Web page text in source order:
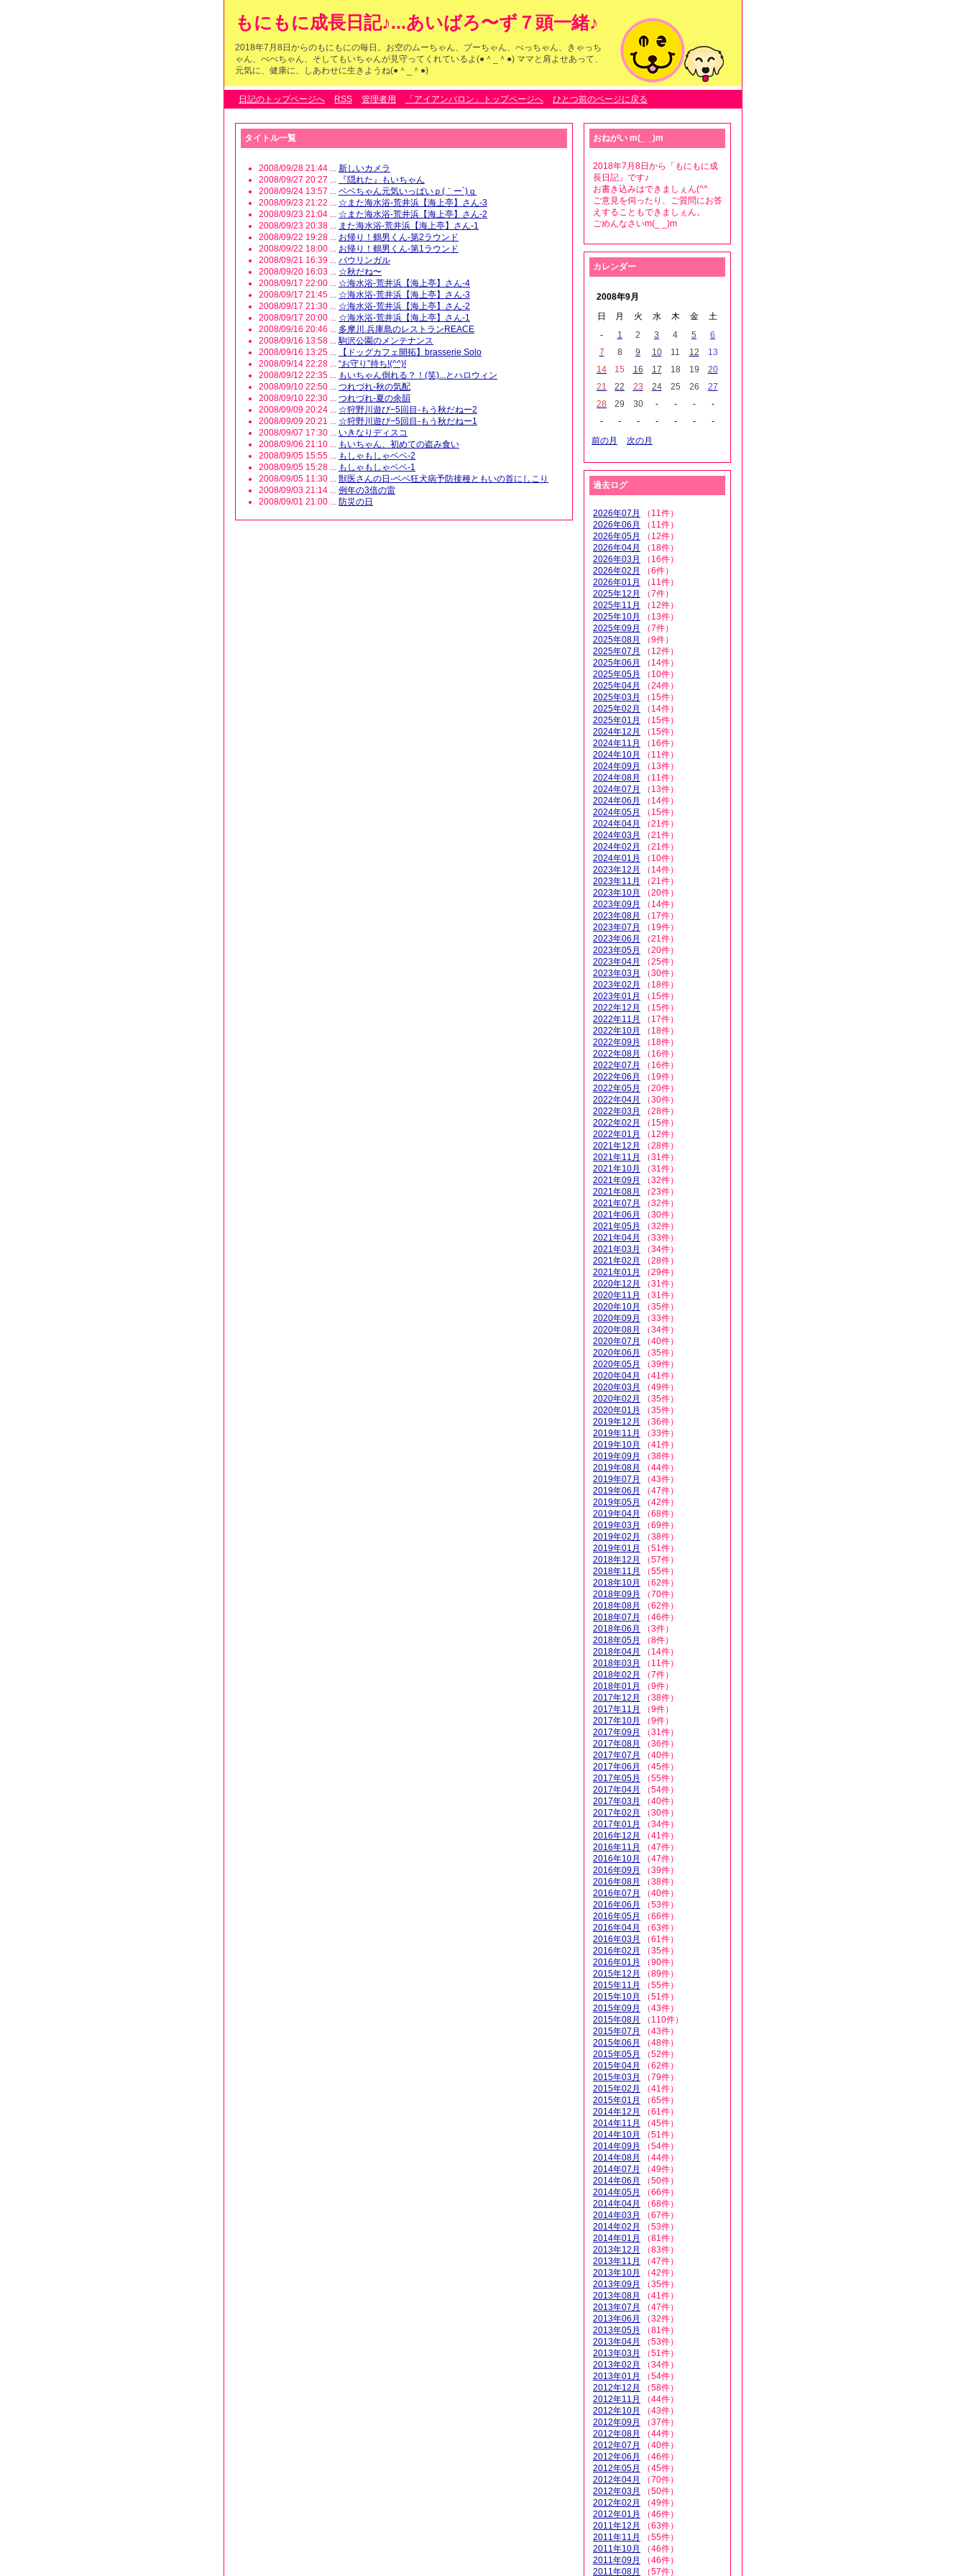
もにもに成長日記♪...あいばろ〜ず７頭一緒♪
2018年7月8日からのもにもにの毎日。お空のムーちゃん、ブーちゃん、べっちゃん、きゃっち
ゃん、べべちゃん、そしてもいちゃんが見守ってくれているよ(●＾_＾●) ママと肩よせあって、
元気に、健康に、しあわせに生きようね(●＾_＾●)
日記のトップページへ RSS 管理者用 「アイアンバロン」トップページへ ひとつ前のページに戻る
タイトル一覧
2008/09/28 21:44 ... 新しいカメラ
2008/09/27 20:27 ...
『隠れた』もいちゃん
2008/09/24 13:57 ... ベベちゃん元気いっぱいｐ(｀ー´)ｑ
2008/09/23 21:22 ... ☆また海水浴-荒井浜【海上亭】さん-3
2008/09/23 21:04 ... ☆また海水浴-荒井浜【海上亭】さん-2
2008/09/23 20:38 ... また海水浴-荒井浜【海上亭】さん-1
2008/09/22 19:28 ... お帰り！鶴男くん-第2ラウンド
2008/09/22 18:00 ... お帰り！鶴男くん-第1ラウンド
2008/09/21 16:39 ... バウリンガル
2008/09/20 16:03 ... ☆秋だね〜
2008/09/17 22:00 ... ☆海水浴-荒井浜【海上亭】さん-4
2008/09/17 21:45 ... ☆海水浴-荒井浜【海上亭】さん-3
2008/09/17 21:30 ... ☆海水浴-荒井浜【海上亭】さん-2
2008/09/17 20:00 ... ☆海水浴-荒井浜【海上亭】さん-1
2008/09/16 20:46 ... 多摩川.兵庫島のレストランREACE
2008/09/16 13:58 ...駒沢公園のメンテナンス
2008/09/16 13:25 ...
【ドッグカフェ開拓】brasserie Solo
2008/09/14 22:28 ... “お守り”持ち!(^^)!
2008/09/12 22:35 ... もいちゃん倒れる？！(笑)...とハロウィン
2008/09/10 22:50 ... つれづれ-秋の気配
2008/09/10 22:30 ... つれづれ-夏の余韻
2008/09/09 20:24 ... ☆狩野川遊び−5回目-もう秋だねー2
2008/09/09 20:21 ... ☆狩野川遊び−5回目-もう秋だねー1
2008/09/07 17:30 ... いきなりディスコ
2008/09/06 21:10 ... もいちゃん、初めての盗み食い
2008/09/05 15:55 ... もしゃもしゃベベ-2
2008/09/05 15:28 ... もしゃもしゃベベ-1
2008/09/05 11:30 ... 獣医さんの日-ベベ狂犬病予防接種ともいの首にしこり
2008/09/03 21:14 ... 例年の3倍の雷
2008/09/01 21:00 ... 防災の日
おねがい m(_ _)m
2018年7月8日から「もにもに成
長日記」です♪
お書き込みはできましぇん(^^ゞ
ご意見を伺ったり、ご質問にお答
えすることもできましぇん。
ごめんなさいm(_ _)m
カレンダー
2008年9月
日
月 火 水 木 金
土
-
1 2 3 4 5
6
7
8 9 10 11 12
13
14
15 16 17 18 19
20
21
22 23 24 25 26
27
28
29 30 - - -
-
-
- - - - -
-
前の月
次の月
過去ログ
2026年07月
（11件）
2026年06月
（11件）
2026年05月
（12件）
2026年04月
（18件）
2026年03月
（16件）
2026年02月
（6件）
2026年01月
（11件）
2025年12月
（7件）
2025年11月
（12件）
2025年10月
（13件）
2025年09月
（7件）
2025年08月
（9件）
2025年07月
（12件）
2025年06月
（14件）
2025年05月
（10件）
2025年04月
（24件）
2025年03月
（15件）
2025年02月
（14件）
2025年01月
（15件）
2024年12月
（15件）
2024年11月
（16件）
2024年10月
（11件）
2024年09月
（13件）
2024年08月
（11件）
2024年07月
（13件）
2024年06月
（14件）
2024年05月
（15件）
2024年04月
（21件）
2024年03月
（21件）
2024年02月
（21件）
2024年01月
（10件）
2023年12月
（14件）
2023年11月
（21件）
2023年10月
（20件）
2023年09月
（14件）
2023年08月
（17件）
2023年07月
（19件）
2023年06月
（21件）
2023年05月
（20件）
2023年04月
（25件）
2023年03月
（30件）
2023年02月
（18件）
2023年01月
（15件）
2022年12月
（15件）
2022年11月
（17件）
2022年10月
（18件）
2022年09月
（18件）
2022年08月
（16件）
2022年07月
（16件）
2022年06月
（19件）
2022年05月
（20件）
2022年04月
（30件）
2022年03月
（28件）
2022年02月
（15件）
2022年01月
（12件）
2021年12月
（28件）
2021年11月
（31件）
2021年10月
（31件）
2021年09月
（32件）
2021年08月
（23件）
2021年07月
（32件）
2021年06月
（30件）
2021年05月
（32件）
2021年04月
（33件）
2021年03月
（34件）
2021年02月
（28件）
2021年01月
（29件）
2020年12月
（31件）
2020年11月
（31件）
2020年10月
（35件）
2020年09月
（33件）
2020年08月
（34件）
2020年07月
（40件）
2020年06月
（35件）
2020年05月
（39件）
2020年04月
（41件）
2020年03月
（49件）
2020年02月
（35件）
2020年01月
（35件）
2019年12月
（36件）
2019年11月
（33件）
2019年10月
（41件）
2019年09月
（38件）
2019年08月
（44件）
2019年07月
（43件）
2019年06月
（47件）
2019年05月
（42件）
2019年04月
（68件）
2019年03月
（69件）
2019年02月
（38件）
2019年01月
（51件）
2018年12月
（57件）
2018年11月
（55件）
2018年10月
（62件）
2018年09月
（70件）
2018年08月
（62件）
2018年07月
（46件）
2018年06月
（3件）
2018年05月
（8件）
2018年04月
（14件）
2018年03月
（11件）
2018年02月
（7件）
2018年01月
（9件）
2017年12月
（38件）
2017年11月
（9件）
2017年10月
（9件）
2017年09月
（31件）
2017年08月
（36件）
2017年07月
（40件）
2017年06月
（45件）
2017年05月
（55件）
2017年04月
（54件）
2017年03月
（40件）
2017年02月
（30件）
2017年01月
（34件）
2016年12月
（41件）
2016年11月
（47件）
2016年10月
（47件）
2016年09月
（39件）
2016年08月
（38件）
2016年07月
（40件）
2016年06月
（53件）
2016年05月
（66件）
2016年04月
（63件）
2016年03月
（61件）
2016年02月
（35件）
2016年01月
（90件）
2015年12月
（89件）
2015年11月
（55件）
2015年10月
（51件）
2015年09月
（43件）
2015年08月
（110件）
2015年07月
（43件）
2015年06月
（48件）
2015年05月
（52件）
2015年04月
（62件）
2015年03月
（79件）
2015年02月
（41件）
2015年01月
（65件）
2014年12月
（61件）
2014年11月
（45件）
2014年10月
（51件）
2014年09月
（54件）
2014年08月
（44件）
2014年07月
（49件）
2014年06月
（50件）
2014年05月
（66件）
2014年04月
（68件）
2014年03月
（67件）
2014年02月
（53件）
2014年01月
（81件）
2013年12月
（83件）
2013年11月
（47件）
2013年10月
（42件）
2013年09月
（35件）
2013年08月
（41件）
2013年07月
（47件）
2013年06月
（32件）
2013年05月
（81件）
2013年04月
（53件）
2013年03月
（51件）
2013年02月
（34件）
2013年01月
（54件）
2012年12月
（58件）
2012年11月
（44件）
2012年10月
（43件）
2012年09月
（37件）
2012年08月
（44件）
2012年07月
（40件）
2012年06月
（46件）
2012年05月
（45件）
2012年04月
（70件）
2012年03月
（50件）
2012年02月
（49件）
2012年01月
（46件）
2011年12月
（63件）
2011年11月
（55件）
2011年10月
（46件）
2011年09月
（46件）
2011年08月
（57件）